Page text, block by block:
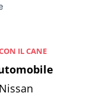
IL CANE
Nissan